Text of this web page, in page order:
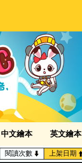
中文繪本 英文繪本
閱讀次數 上架日期